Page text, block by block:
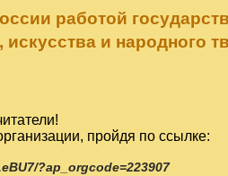
работой
и народного
пройдя по ссылке:
?ap_orgcode=223907